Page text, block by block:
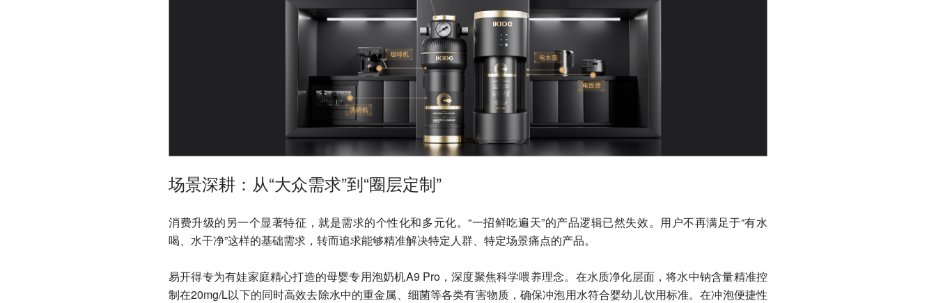
场景深耕：从“大众需求”到“圈层定制”
消费升级的另一个显著特征，就是需求的个性化和多元化。“一招鲜吃遍天”的产品逻辑已然失效。用户不再满足于“有水
喝、水干净”这样的基础需求，转而追求能够精准解决特定人群、特定场景痛点的产品。
易开得专为有娃家庭精心打造的母婴专用泡奶机A9 Pro，深度聚焦科学喂养理念。在水质净化层面，将水中钠含量精准控
制在20mg/L以下的同时高效去除水中的重金属、细菌等各类有害物质，确保冲泡用水符合婴幼儿饮用标准。在冲泡便捷性